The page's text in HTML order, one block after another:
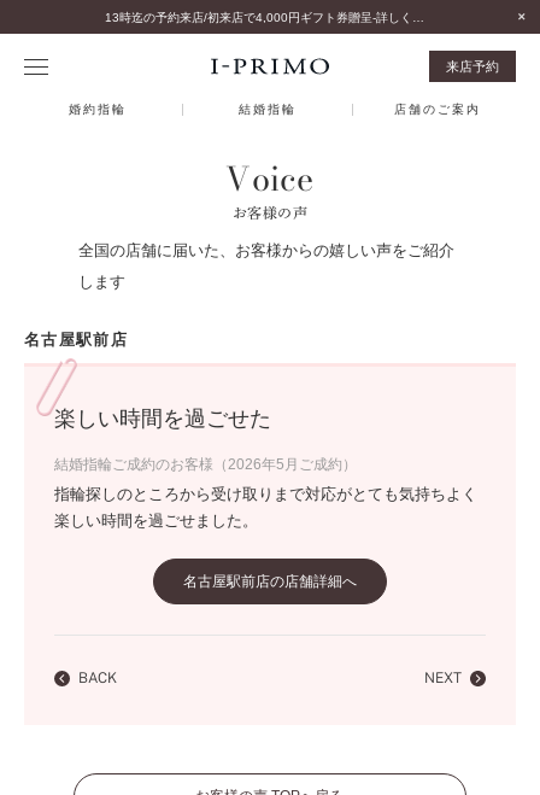
来店予約
婚約指輪 結婚指輪 店舗のご案内
Voice
お客様の声
全国の店舗に届いた、お客様からの嬉しい声をご紹介
します
名古屋駅前店
楽しい時間を過ごせた
結婚指輪ご成約のお客様（2026年5月ご成約）
指輪探しのところから受け取りまで対応がとても気持ちよく
楽しい時間を過ごせました。
名古屋駅前店の店舗詳細へ
BACK NEXT